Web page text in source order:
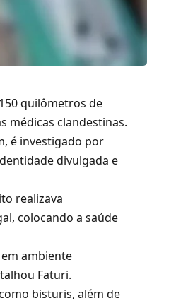
quilômetros de
médicas clandestinas.
é investigado por
divulgada e
realizava
colocando a saúde
ambiente
Faturi.
bisturis, além de